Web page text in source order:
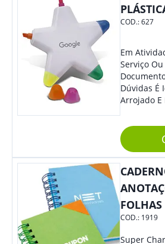
COD.:627
Em
Serviço
Dúvidas É
Arrojado
Prático E
Seus
À Eventos
Moderno
FOLHAS
COD.: 1919
Super